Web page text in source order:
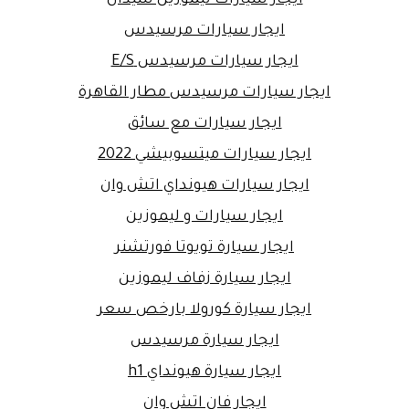
ايجار سيارات مرسيدس
ايجار سيارات مرسيدس E/S
ايجار سيارات مرسيدس مطار القاهرة
ايجار سيارات مع سائق
ايجار سيارات ميتسوبيشي 2022
ايجار سيارات هيونداي اتش وان
ايجار سيارات و ليموزين
ايجار سيارة تويوتا فورتشنر
ايجار سيارة زفاف ليموزين
ايجار سيارة كورولا بارخص سعر
ايجار سيارة مرسيدس
ايجار سيارة هيونداي h1
ايجار فان اتش وان